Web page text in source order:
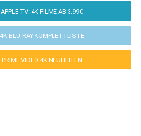
APPLE TV: 4K FILME AB 3.99€
4K BLU-RAY KOMPLETTLISTE
PRIME VIDEO 4K NEUHEITEN